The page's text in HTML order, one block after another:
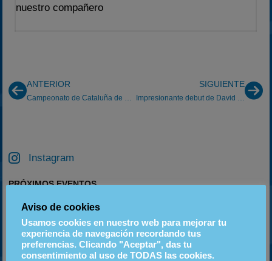
nuestro compañero
ANTERIOR
Campeonato de Cataluña de Karting
SIGUIENTE
Impresionante debut de David Ruano en Car-Cross
Instagram
PRÓXIMOS EVENTOS
06
SEP SEP OCT
Aviso de cookies
Usamos cookies en nuestro web para mejorar tu
experiencia de navegación recordando tus
preferencias. Clicando "Aceptar", das tu
consentimiento al uso de TODAS las cookies.